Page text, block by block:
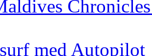
med Autopilot